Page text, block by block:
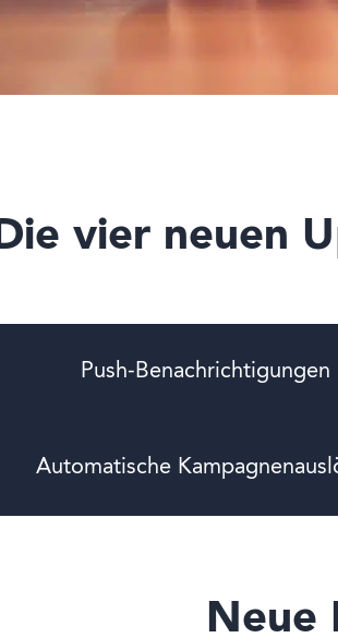
Die vier neuen
Push-Benachrichtigungen
Automatische
Neue